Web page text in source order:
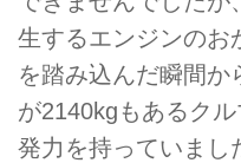
生するエンジンのお
を踏み込んだ瞬間か
が2140kgもあるク
発力を持っていまし